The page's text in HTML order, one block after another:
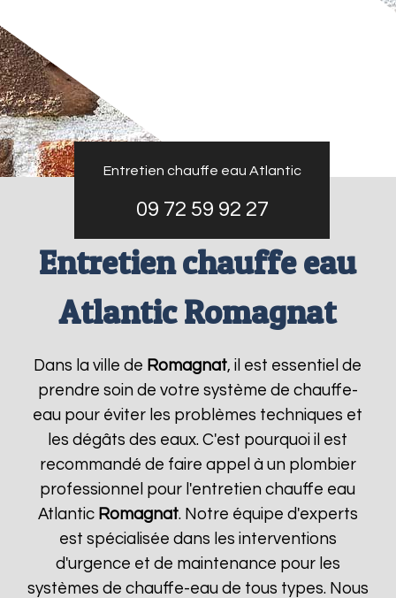
Entretien chauffe eau Atlantic
09 72 59 92 27
Entretien chauffe eau
Atlantic Romagnat
Dans la ville de Romagnat, il est essentiel de
prendre soin de votre système de chauffe-
eau pour éviter les problèmes techniques et
les dégâts des eaux. C'est pourquoi il est
recommandé de faire appel à un plombier
professionnel pour l'entretien chauffe eau
Atlantic Romagnat. Notre équipe d'experts
est spécialisée dans les interventions
d'urgence et de maintenance pour les
systèmes de chauffe-eau de tous types. Nous